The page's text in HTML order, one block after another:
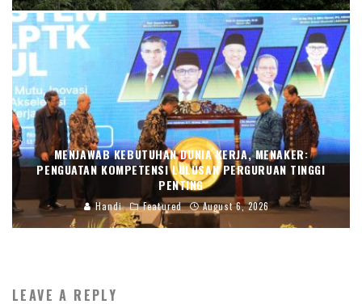
MENJAWAB KEBUTUHAN DUNIA KERJA, MENAKER:
PENGUATAN KOMPETENSI LULUSAN PERGURUAN TINGGI
PENTING
Handi Featured August 6, 2026
LEAVE A REPLY